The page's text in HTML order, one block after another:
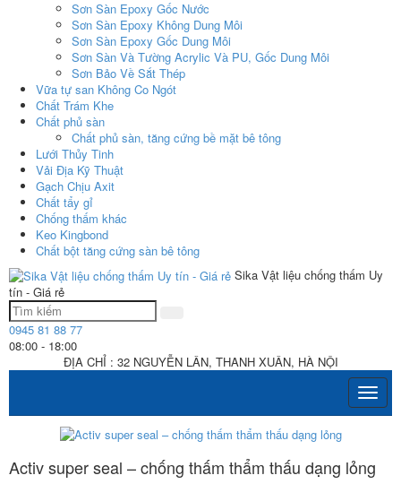
Sơn Sàn Epoxy Gốc Nước
Sơn Sàn Epoxy Không Dung Môi
Sơn Sàn Epoxy Gốc Dung Môi
Sơn Sàn Và Tường Acrylic Và PU, Gốc Dung Môi
Sơn Bảo Về Sắt Thép
Vữa tự san Không Co Ngót
Chất Trám Khe
Chất phủ sàn
Chất phủ sàn, tăng cứng bề mặt bê tông
Lưới Thủy Tinh
Vải Địa Kỹ Thuật
Gạch Chịu Axit
Chất tẩy gỉ
Chống thấm khác
Keo Kingbond
Chất bột tăng cứng sàn bê tông
Sika Vật liệu chống thấm Uy
tín - Giá rẻ
0945 81 88 77
08:00 - 18:00
ĐỊA CHỈ : 32 NGUYỄN LÂN, THANH XUÂN, HÀ NỘI
Activ super seal – chống thấm thẩm thấu dạng lỏng